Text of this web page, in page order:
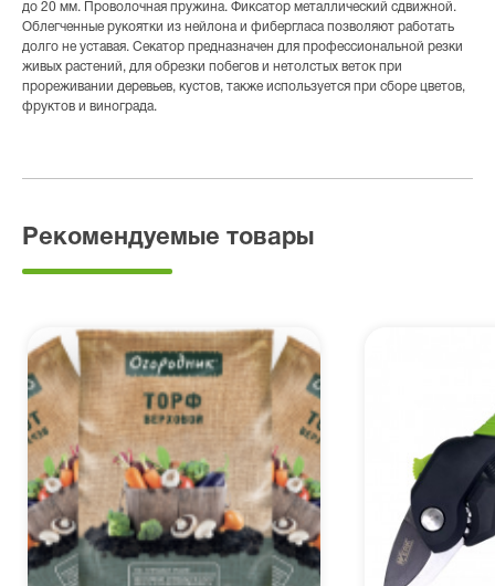
до 20 мм. Проволочная пружина. Фиксатор металлический сдвижной.
Облегченные рукоятки из нейлона и фибергласа позволяют работать
долго не уставая. Секатор предназначен для профессиональной резки
живых растений, для обрезки побегов и нетолстых веток при
прореживании деревьев, кустов, также используется при сборе цветов,
фруктов и винограда.
Рекомендуемые товары